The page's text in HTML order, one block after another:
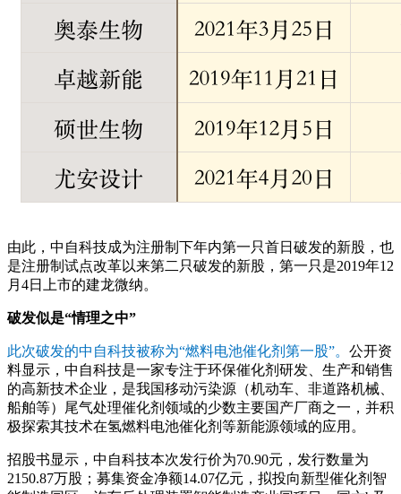
由此，中自科技成为注册制下年内第一只首日破发的新股，也
是注册制试点改革以来第二只破发的新股，第一只是2019年12
月4日上市的建龙微纳。
破发似是“情理之中”
此次破发的中自科技被称为“燃料电池催化剂第一股”。 公开资
料显示，中自科技是一家专注于环保催化剂研发、生产和销售
的高新技术企业，是我国移动污染源（机动车、非道路机械、
船舶等）尾气处理催化剂领域的少数主要国产厂商之一，并积
极探索其技术在氢燃料电池催化剂等新能源领域的应用。
招股书显示，中自科技本次发行价为70.90元，发行数量为
2150.87万股；募集资金净额14.07亿元，拟投向新型催化剂智